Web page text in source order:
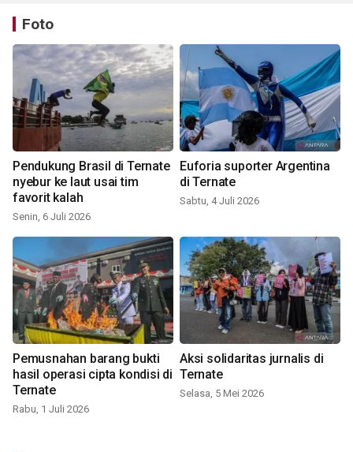
Foto
Pendukung Brasil di Ternate
nyebur ke laut usai tim
favorit kalah
Senin, 6 Juli 2026
Euforia suporter Argentina
di Ternate
Sabtu, 4 Juli 2026
Pemusnahan barang bukti
hasil operasi cipta kondisi di
Ternate
Rabu, 1 Juli 2026
Aksi solidaritas jurnalis di
Ternate
Selasa, 5 Mei 2026